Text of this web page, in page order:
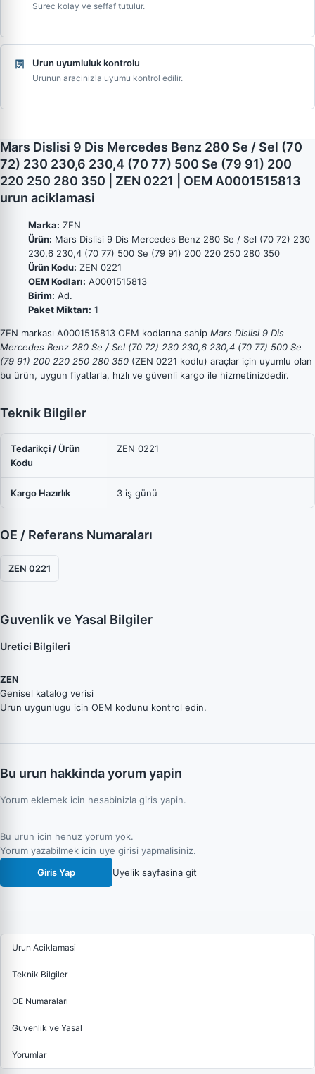
Surec kolay ve seffaf tutulur.
Urun uyumluluk kontrolu
Urunun aracinizla uyumu kontrol edilir.
Mars Dislisi 9 Dis Mercedes Benz 280 Se / Sel (70
72) 230 230,6 230,4 (70 77) 500 Se (79 91) 200
220 250 280 350 | ZEN 0221 | OEM A0001515813
urun aciklamasi
Marka: ZEN
Ürün: Mars Dislisi 9 Dis Mercedes Benz 280 Se / Sel (70 72) 230
230,6 230,4 (70 77) 500 Se (79 91) 200 220 250 280 350
Ürün Kodu: ZEN 0221
OEM Kodları: A0001515813
Birim: Ad.
Paket Miktarı: 1
ZEN markası A0001515813 OEM kodlarına sahip Mars Dislisi 9 Dis
Mercedes Benz 280 Se / Sel (70 72) 230 230,6 230,4 (70 77) 500 Se
(79 91) 200 220 250 280 350 (ZEN 0221 kodlu) araçlar için uyumlu olan
bu ürün, uygun fiyatlarla, hızlı ve güvenli kargo ile hizmetinizdedir.
Teknik Bilgiler
Tedarikçi / Ürün
Kodu
ZEN 0221
Kargo Hazırlık 3 iş günü
OE / Referans Numaraları
ZEN 0221
Guvenlik ve Yasal Bilgiler
Uretici Bilgileri
ZEN
Genisel katalog verisi
Urun uygunlugu icin OEM kodunu kontrol edin.
Bu urun hakkinda yorum yapin
Yorum eklemek icin hesabinizla giris yapin.
Bu urun icin henuz yorum yok.
Yorum yazabilmek icin uye girisi yapmalisiniz.
Giris Yap
Uyelik sayfasina git
Urun Aciklamasi
Teknik Bilgiler
OE Numaraları
Guvenlik ve Yasal
Yorumlar